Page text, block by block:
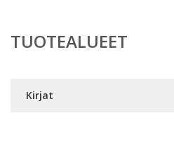
TUOTEALUEET
Kirjat